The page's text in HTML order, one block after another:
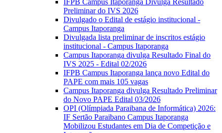
IFPB Campus Itaporanga Divulga Resultado
Preliminar do IVS 2026
Divulgado o Edital de estágio institucional -
Campus Itaporanga
Divulgada lista preliminar de inscritos estágio
institucional - Campus Itaporanga
Campus Itaporanga divulga Resultado Final do
IVS 2025 - Edital 02/2026
IFPB Campus Itaporanga lança novo Edital do
PAPE com mais 105 vagas
Campus Itaporanga divulga Resultado Preliminar
do Novo PAPE Edital 03/2026
OPI (Olímpiada Paraibana de Informática) 2026:
IF Sertão Paraibano Campus Itaporanga
Mobilizou Estudantes em Dia de Competição e